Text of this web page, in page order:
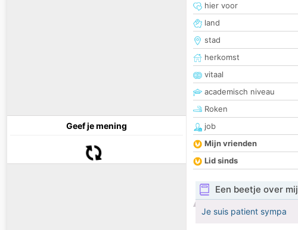
Geef je mening
hier voor
land
stad
herkomst
vitaal
academisch niveau
Roken
job
Mijn vrienden
Lid sinds
Een beetje over mij
Je suis patient sympa